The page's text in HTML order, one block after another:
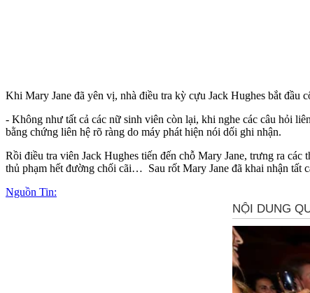
Khi Mary Jane đã yên vị, nhà điều tra kỳ cựu Jack Hughes bắt đầu
- Không như tất cả các nữ sinh viên còn lại, khi nghe các câu hỏi
bằng chứng liên hệ rõ ràng do máy phát hiện nói dối ghi nhận.
Rồi điều tra viên Jack Hughes tiến đến chỗ Mary Jane, trưng ra
thủ phạm hết đường chối cãi… Sau rốt Mary Jane đã khai nhận tất
Nguồn Tin: